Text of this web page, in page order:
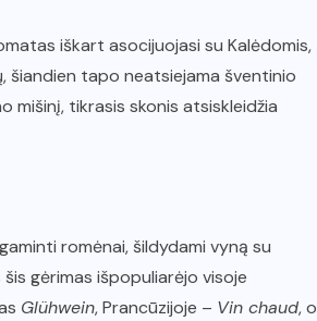
iškart asocijuojasi su Kalėdomis,
šiandien tapo neatsiejama šventinio
tikrasis skonis atsiskleidžia
romėnai, šildydami vyną su
gėrimas išpopuliarėjo visoje
Glühwein, Prancūzijoje – Vin chaud, o